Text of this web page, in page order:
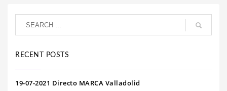
RECENT POSTS
19-07-2021 Directo MARCA Valladolid